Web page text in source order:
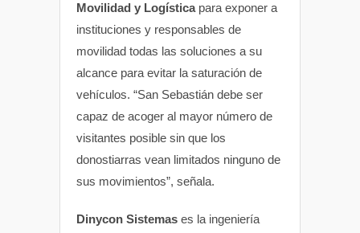
Movilidad y Logísticapara exponer a
instituciones y responsables de
movilidad todas las soluciones a su
alcance para evitar la saturación de
vehículos. “San Sebastián debe ser
capaz de acoger al mayor número de
visitantes posible sin que los
donostiarras vean limitados ninguno de
sus movimientos”, señala.
Dinycon Sistemas es la ingeniería